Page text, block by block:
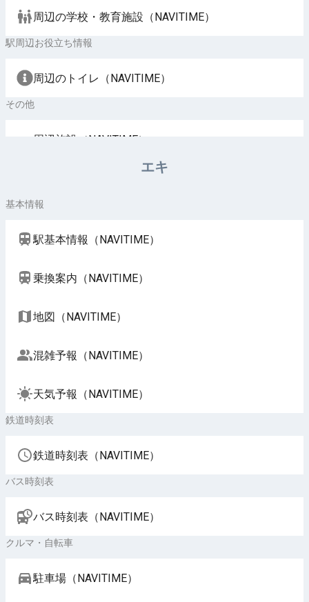
周辺の学校・教育施設（NAVITIME）
駅周辺お役立ち情報
周辺のトイレ（NAVITIME）
その他
周辺施設（NAVITIME）
エキ
基本情報
駅基本情報（NAVITIME）
乗換案内（NAVITIME）
地図（NAVITIME）
混雑予報（NAVITIME）
天気予報（NAVITIME）
鉄道時刻表
鉄道時刻表（NAVITIME）
バス時刻表
バス時刻表（NAVITIME）
クルマ・自転車
駐車場（NAVITIME）